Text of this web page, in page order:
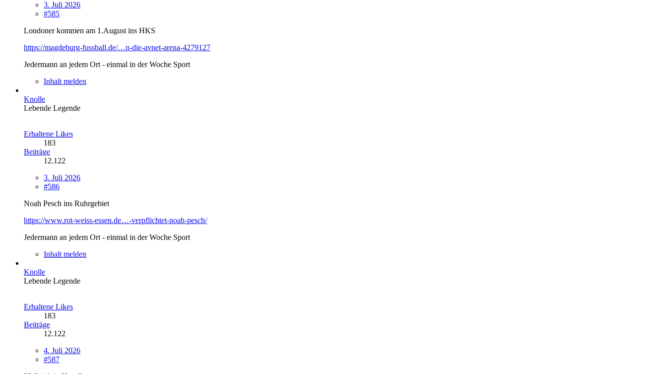
3. Juli 2026
#585
Londoner kommen am 1.August ins HKS
https://magdeburg-fussball.de/…n-die-avnet-arena-4279127
Jedermann an jedem Ort - einmal in der Woche Sport
Inhalt melden
Knolle
Lebende Legende
Erhaltene Likes
183
Beiträge
12.122
3. Juli 2026
#586
Noah Pesch ins Ruhrgebiet
https://www.rot-weiss-essen.de…-verpflichtet-noah-pesch/
Jedermann an jedem Ort - einmal in der Woche Sport
Inhalt melden
Knolle
Lebende Legende
Erhaltene Likes
183
Beiträge
12.122
4. Juli 2026
#587